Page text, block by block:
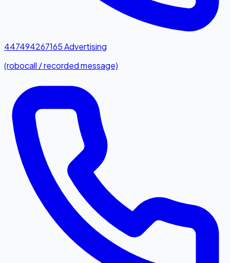
447494267165Advertising
(robocall / recorded message)